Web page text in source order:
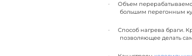
·
Объем
большим перегонным
·
Способ нагрева браги.
позволяющее делать